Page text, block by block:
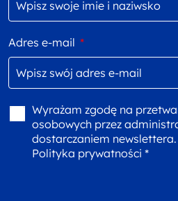
Adres e-mail *
Wyrażam zgodę na
osobowych przez
dostarczaniem
Polityka prywatności *